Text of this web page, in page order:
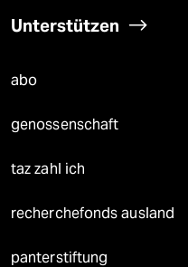
Unterstützen
abo
genossenschaft
taz zahl ich
recherchefonds ausland
panterstiftung